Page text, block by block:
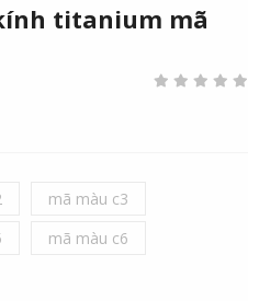
titanium mã
mã màu c3
mã màu c6